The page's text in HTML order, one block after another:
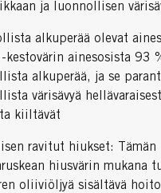
ja luonnollisen
alkuperää olevat
-kestovärin ainesosista 93
alkuperää, ja se
värisävyä
kiiltävät
ravitut hiukset: Tämän
hiusvärin mukana
oliiviöljyä sisältävä